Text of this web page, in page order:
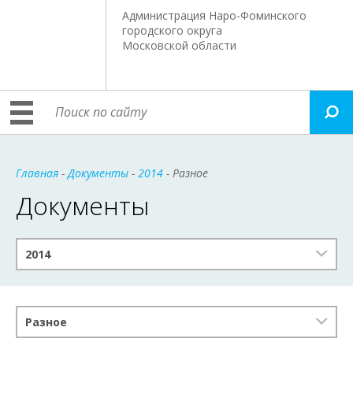
Администрация Наро-Фоминского
городского округа
Московской области
Главная -Документы - 2014 - Разное
Документы
2014
Разное